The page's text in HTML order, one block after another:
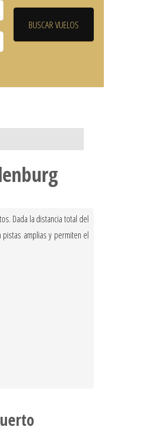
Dada la distancia total del
amplias y permiten el